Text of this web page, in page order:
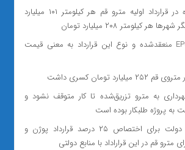
هزینه اجرای پروژه در قرارداد اولیه مترو قم هر کیلومتر ۱۰۱ میلیارد
کیلومتر ۲۰۸ میلیارد تومان
قرارداد در قالب EPC منعقدشده و نوع این قرارداد به معنی قیمت
به مترو تزریق‌شده تا کار متوقف نشود و
پروژه طلبکار بوده است
اخذ مجوز هئیت دولت برای اختصاص ۲۵ درصد قرارداد پوژن و